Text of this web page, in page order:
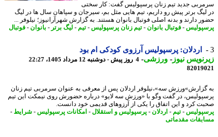
جدید تیم زنان پرسپولیس گفت: کار سختی
برتر پیش رو داریم، تیم هایی مثل بم، سیرجان و سپاهان سال ها در لیگ
دارند و بدنه اصلی فوتبال بانوان هستند. به گزارش شهرآرانیوز؛ نیلوفر ...
-فوتبال بانوان- تیم زنان پرسپولیس-تیم -لیگ برتر - بانوان- فوتبال
اردلان: پرسپولیس آرزوی کودکی ام بود
نیوز-ورزشی-4 روز پیش - دوشنبه 12 مرداد 1405، 22:27
سه»،نیلوفر اردلان پس از معرفی به عنوان سرمربی تیم زنان
در گفت وگو با «ورزش سه لایو» درباره حضورش روی نیمکت این تیم
کرد و این اتفاق را یکی از آرزوهای قدیمی خود دانست.
-تیم -اردلان -پرسپولیس و استقلال-امکانات پرسپولیس-شرایط
مقدماتی